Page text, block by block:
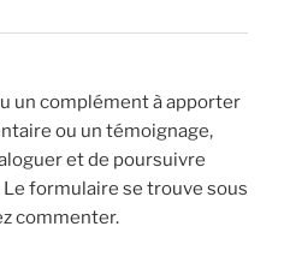
un complément à apporter
ou un témoignage,
et de poursuivre
formulaire se trouve sous
commenter.